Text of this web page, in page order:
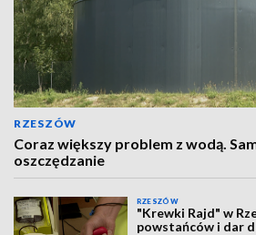
RZESZÓW
Coraz większy problem z wodą.
oszczędzanie
RZESZÓW
"Krewki Rajd" w
powstańców i dar